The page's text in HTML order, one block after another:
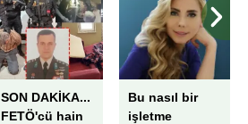
SON DAKİKA...
FETÖ'cü hain
Bu nasıl bir
işletme